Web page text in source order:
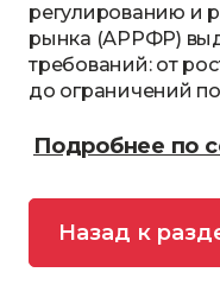
регулированию и
рынка (АРРФР)
требований: от
до ограничений
Подробнее по
Назад к